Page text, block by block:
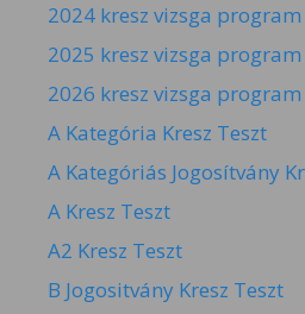
2024 kresz vizsga program
2025 kresz vizsga program
2026 kresz vizsga program
A Kategória Kresz Teszt
A Kategóriás Jogosítvány
A Kresz Teszt
A2 Kresz Teszt
B Jogositvány Kresz Teszt